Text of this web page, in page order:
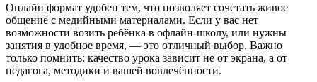
Онлайн формат удобен тем, что позволяет сочетать живое
общение с медийными материалами. Если у вас нет
возможности возить ребёнка в офлайн‑школу, или нужны
занятия в удобное время, — это отличный выбор. Важно
только помнить: качество урока зависит не от экрана, а от
педагога, методики и вашей вовлечённости.